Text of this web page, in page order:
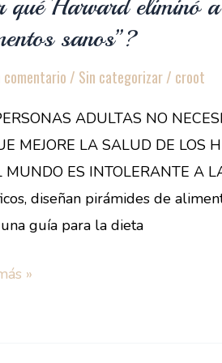
qué Harvard eliminó
sanos”?
comentario/ Sin categorizar/ croot
ADULTAS NO
MEJORE LA SALUD DE LOS
MUNDO ES INTOLERANTE A
diseñan pirámides de
guía para la dieta
»